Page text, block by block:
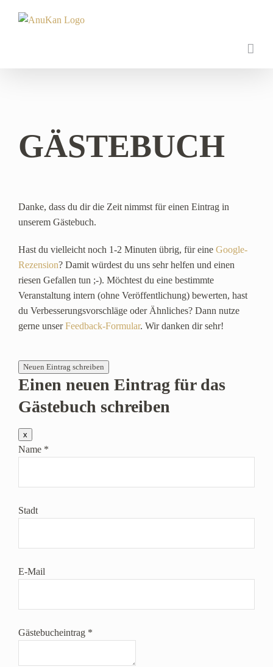
Inhalt
GÄSTEBUCH
Danke, dass du dir die Zeit nimmst für einen Eintrag in
unserem Gästebuch.
Hast du vielleicht noch 1-2 Minuten übrig, für eine Google-
Rezension? Damit würdest du uns sehr helfen und einen
riesen Gefallen tun ;-). Möchtest du eine bestimmte
Veranstaltung intern (ohne Veröffentlichung) bewerten, hast
du Verbesserungsvorschläge oder Ähnliches? Dann nutze
gerne unserFeedback-Formular. Wir danken dir sehr!
Einen neuen Eintrag für das
Gästebuch schreiben
xDieses
Formular
ausblenden
Name *
Stadt
E-Mail
Gästebucheintrag *